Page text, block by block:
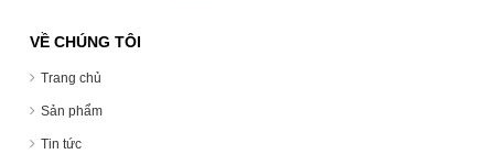
VỀ CHÚNG TÔI
Trang chủ
Sản phẩm
Tin tức